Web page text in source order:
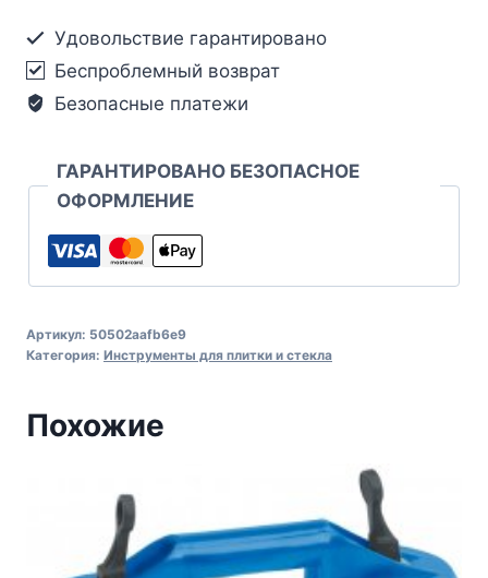
Удовольствие гарантировано
Беспроблемный возврат
Безопасные платежи
ГАРАНТИРОВАНО БЕЗОПАСНОЕ
ОФОРМЛЕНИЕ
Артикул: 50502aafb6e9
Категория: Инструменты для плитки и стекла
Похожие